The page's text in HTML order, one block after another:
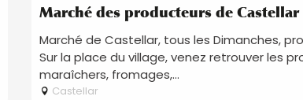
Marché des producteurs de Castellar
Marché de Castellar, tous les Dimanches,
Sur la place du village, venez retrouver les
maraîchers, fromages,...
Castellar